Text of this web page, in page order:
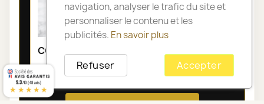
COUSSIN DE FLEURS DEUIL PARIS - GAÏA
100,00 €
navigation, analyser le trafic du site et
personnaliser le contenu et les
publicités. En savoir plus
Accepter
Refuser
9.3/10 (48 avis)
★★★★★